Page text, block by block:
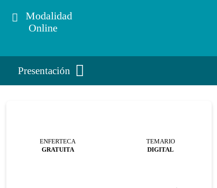
Modalidad
Online
Presentación
ENFERTECA
GRATUITA
TEMARIO
DIGITAL